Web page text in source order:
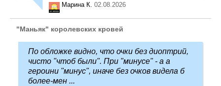
Марина К. 02.08.2026
"Маньяк" королевских кровей
По обложке видно, что очки без диоптрий,
чисто "чтоб были". При "минусе" - а а
героини "минус", иначе без очков видела б
более-мен ...